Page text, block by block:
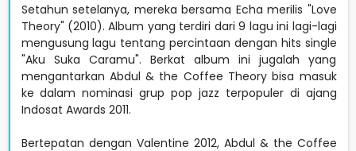
Setahun setelanya, mereka bersama Echa merilis "Love
Theory" (2010). Album yang terdiri dari 9 lagu ini lagi-lagi
mengusung lagu tentang percintaan dengan hits single
"Aku Suka Caramu". Berkat album ini jugalah yang
mengantarkan Abdul & the Coffee Theory bisa masuk
ke dalam nominasi grup pop jazz terpopuler di ajang
Indosat Awards 2011.
Bertepatan dengan Valentine 2012, Abdul & the Coffee